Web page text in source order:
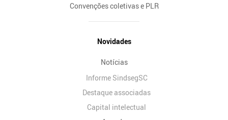
Convenções coletivas e PLR
Novidades
Notícias
Informe SindsegSC
Destaque associadas
Capital intelectual